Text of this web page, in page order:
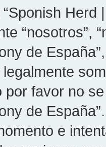
Herd
“nosotros”,
de
por favor no
de
e